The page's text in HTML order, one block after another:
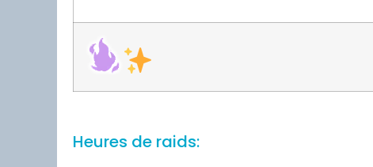
Heures de raids: